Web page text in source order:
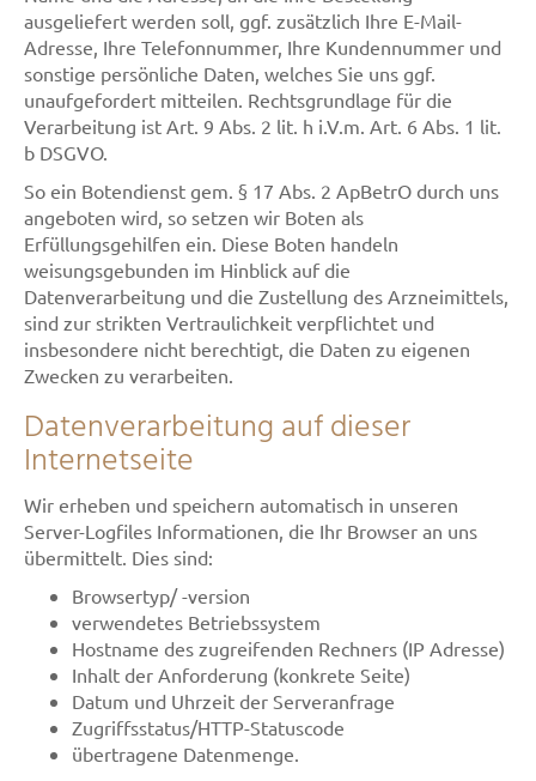
ausgeliefert werden soll, ggf. zusätzlich Ihre E-Mail-
Adresse, Ihre Telefonnummer, Ihre Kundennummer und
sonstige persönliche Daten, welches Sie uns ggf.
unaufgefordert mitteilen. Rechtsgrundlage für die
Verarbeitung ist Art. 9 Abs. 2 lit. h i.V.m. Art. 6 Abs. 1 lit.
b DSGVO.
So ein Botendienst gem. § 17 Abs. 2 ApBetrO durch uns
angeboten wird, so setzen wir Boten als
Erfüllungsgehilfen ein. Diese Boten handeln
weisungsgebunden im Hinblick auf die
Datenverarbeitung und die Zustellung des Arzneimittels,
sind zur strikten Vertraulichkeit verpflichtet und
insbesondere nicht berechtigt, die Daten zu eigenen
Zwecken zu verarbeiten.
Datenverarbeitung auf dieser
Internetseite
Wir erheben und speichern automatisch in unseren
Server-Logfiles Informationen, die Ihr Browser an uns
übermittelt. Dies sind:
Browsertyp/ -version
verwendetes Betriebssystem
Hostname des zugreifenden Rechners (IP Adresse)
Inhalt der Anforderung (konkrete Seite)
Datum und Uhrzeit der Serveranfrage
Zugriffsstatus/HTTP-Statuscode
übertragene Datenmenge.